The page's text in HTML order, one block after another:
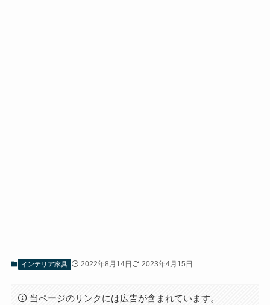
インテリア家具 2022年8月14日 2023年4月15日
当ページのリンクには広告が含まれています。